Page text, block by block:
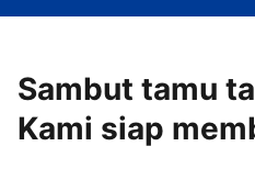
Sambut tamu
Kami siap